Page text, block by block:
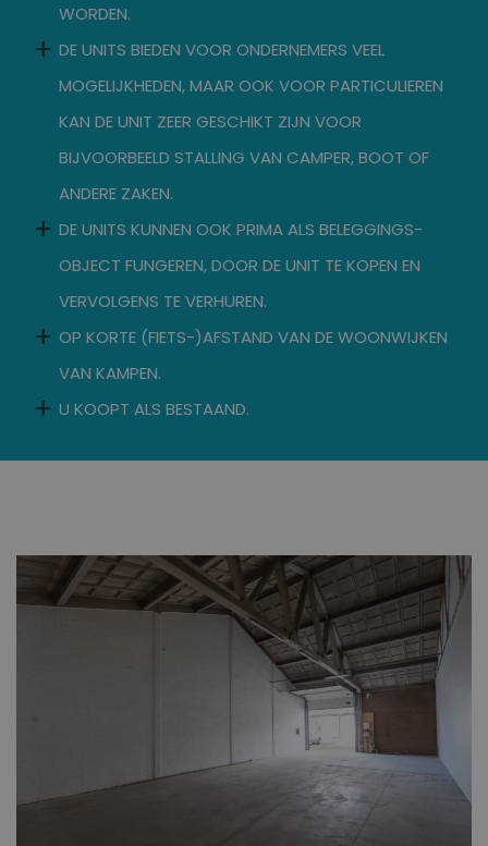
WORDEN.
DE UNITS BIEDEN VOOR ONDERNEMERS VEEL
MOGELIJKHEDEN, MAAR OOK VOOR PARTICULIEREN
KAN DE UNIT ZEER GESCHIKT ZIJN VOOR
BIJVOORBEELD STALLING VAN CAMPER, BOOT OF
ANDERE ZAKEN.
DE UNITS KUNNEN OOK PRIMA ALS BELEGGINGS-
OBJECT FUNGEREN, DOOR DE UNIT TE KOPEN EN
VERVOLGENS TE VERHUREN.
OP KORTE (FIETS-)AFSTAND VAN DE WOONWIJKEN
VAN KAMPEN.
U KOOPT ALS BESTAAND.